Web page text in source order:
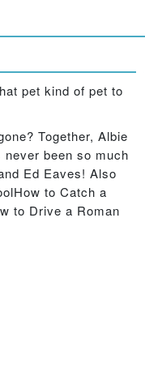
pet kind of pet to
Together, Albie
been so much
Ed Eaves! Also
to Catch a
to Drive a Roman